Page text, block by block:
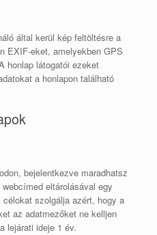
által kerül kép feltöltésre a
EXIF-eket, amelyekben GPS
honlap látogatói ezeket
a honlapon található
bejelentkezve maradhatsz
eltárolásával egy
szolgálja azért, hogy a
az adatmezőket ne kelljen
lejárati ideje 1 év.